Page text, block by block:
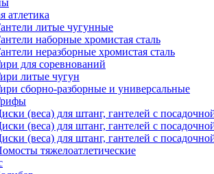
атлетика
литые чугунные
наборные хромистая сталь
неразборные хромистая сталь
для соревнований
литые чугун
сборно-разборные и универсальные
(веса) для штанг, гантелей с
(веса) для штанг, гантелей с
(веса) для штанг, гантелей с
тяжелоатлетические